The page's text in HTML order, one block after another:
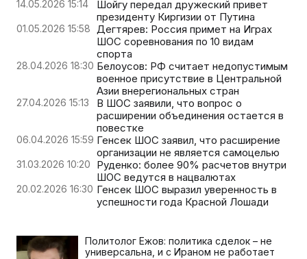
14.05.2026 15:14
Шойгу передал дружеский привет
президенту Киргизии от Путина
01.05.2026 15:58
Дегтярев: Россия примет на Играх
ШОС соревнования по 10 видам
спорта
28.04.2026 18:30 Белоусов: РФ считает недопустимым
военное присутствие в Центральной
Азии внерегиональных стран
27.04.2026 15:13
В ШОС заявили, что вопрос о
расширении объединения остается в
повестке
06.04.2026 15:59 Генсек ШОС заявил, что расширение
организации не является самоцелью
31.03.2026 10:20
Руденко: более 90% расчетов внутри
ШОС ведутся в нацвалютах
20.02.2026 16:30 Генсек ШОС выразил уверенность в
успешности года Красной Лошади
Политолог Ежов: политика сделок – не
универсальна, и с Ираном не работает